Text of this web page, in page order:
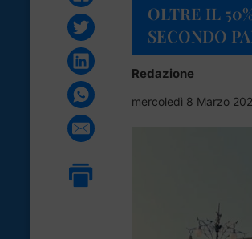
OLTRE IL
SECONDO
Redazione
mercoledì 8 Marzo